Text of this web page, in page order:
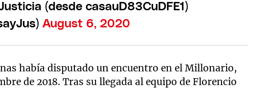
(desde casauD83CuDFE1)
August 6, 2020
había disputado un encuentro en el Millonario,
de 2018. Tras su llegada al equipo de Florencio